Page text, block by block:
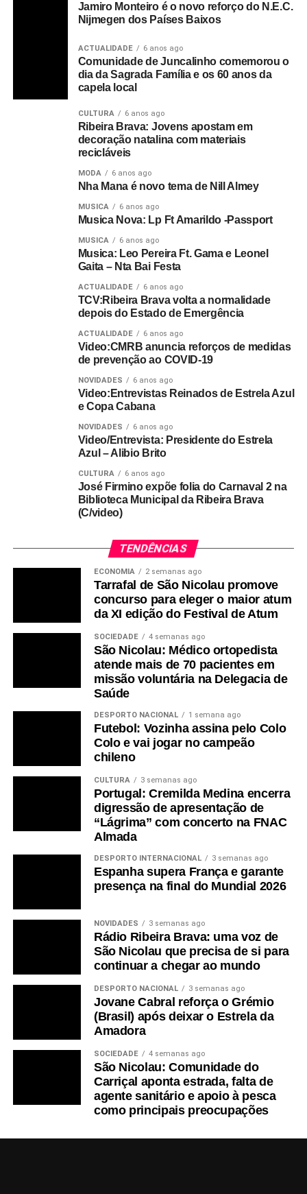
Jamiro Monteiro é o novo reforço do N.E.C.
Nijmegen dos Países Baixos
ACTUALIDADE 6 anos ago
Comunidade de Juncalinho comemorou o
dia da Sagrada Família e os 60 anos da
capela local
CULTURA 6 anos ago
Ribeira Brava: Jovens apostam em
decoração natalina com materiais
recicláveis
MODA 6 anos ago
Nha Mana é novo tema de Nill Almey
MUSICA 6 anos ago
Musica Nova: Lp Ft Amarildo -Passport
MUSICA 6 anos ago
Musica: Leo Pereira Ft. Gama e Leonel
Gaita – Nta Bai Festa
ACTUALIDADE 6 anos ago
TCV:Ribeira Brava volta a normalidade
depois do Estado de Emergência
ACTUALIDADE 6 anos ago
Video:CMRB anuncia reforços de medidas
de prevenção ao COVID-19
NOVIDADES 6 anos ago
Video:Entrevistas Reinados de Estrela Azul
e Copa Cabana
NOVIDADES 6 anos ago
Video/Entrevista: Presidente do Estrela
Azul – Alibio Brito
CULTURA 6 anos ago
José Firmino expõe folia do Carnaval 2 na
Biblioteca Municipal da Ribeira Brava
(C/video)
TENDÊNCIAS
ECONOMIA 2 semanas ago
Tarrafal de São Nicolau promove
concurso para eleger o maior atum
da XI edição do Festival de Atum
SOCIEDADE 4 semanas ago
São Nicolau: Médico ortopedista
atende mais de 70 pacientes em
missão voluntária na Delegacia de
Saúde
DESPORTO NACIONAL 1 semana ago
Futebol: Vozinha assina pelo Colo
Colo e vai jogar no campeão
chileno
CULTURA 3 semanas ago
Portugal: Cremilda Medina encerra
digressão de apresentação de
“Lágrima” com concerto na FNAC
Almada
DESPORTO INTERNACIONAL 3 semanas ago
Espanha supera França e garante
presença na final do Mundial 2026
NOVIDADES 3 semanas ago
Rádio Ribeira Brava: uma voz de
São Nicolau que precisa de si para
continuar a chegar ao mundo
DESPORTO NACIONAL 3 semanas ago
Jovane Cabral reforça o Grémio
(Brasil) após deixar o Estrela da
Amadora
SOCIEDADE 4 semanas ago
São Nicolau: Comunidade do
Carriçal aponta estrada, falta de
agente sanitário e apoio à pesca
como principais preocupações